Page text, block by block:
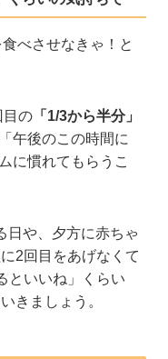
べさせなきゃ！と
目の 「1/3から半分」
午後のこの時間に
に慣れてもらうこ
日や、夕方に赤ちゃ
2回目をあげなくて
といいね」くらい
きましょう。